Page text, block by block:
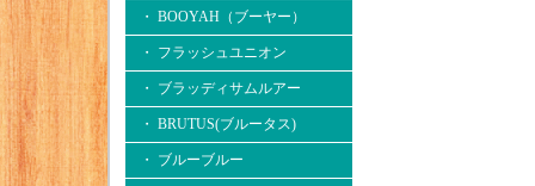
・ BOOYAH（ブーヤー）
・ フラッシュユニオン
・ ブラッディサムルアー
・ BRUTUS(ブルータス)
・ ブルーブルー